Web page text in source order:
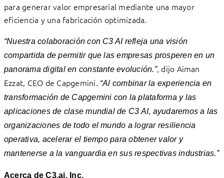
para generar valor empresarial mediante una mayor
eficiencia y una fabricación optimizada.
“Nuestra colaboración con C3 AI refleja una visión
compartida de permitir que las empresas prosperen en un
panorama digital en constante evolución.”, dijo Aiman
Ezzat, CEO de Capgemini. “Al combinar la experiencia en
transformación de Capgemini con la plataforma y las
aplicaciones de clase mundial de C3 AI, ayudaremos a las
organizaciones de todo el mundo a lograr resiliencia
operativa, acelerar el tiempo para obtener valor y
mantenerse a la vanguardia en sus respectivas industrias.”
Acerca de C3.ai, Inc.